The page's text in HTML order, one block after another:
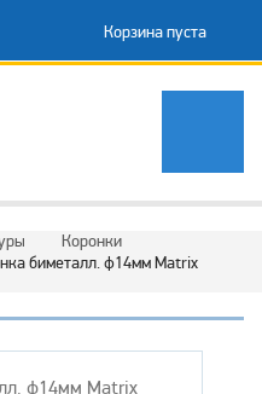
Корзина пуста
Коронки
биметалл. ф14мм Matrix